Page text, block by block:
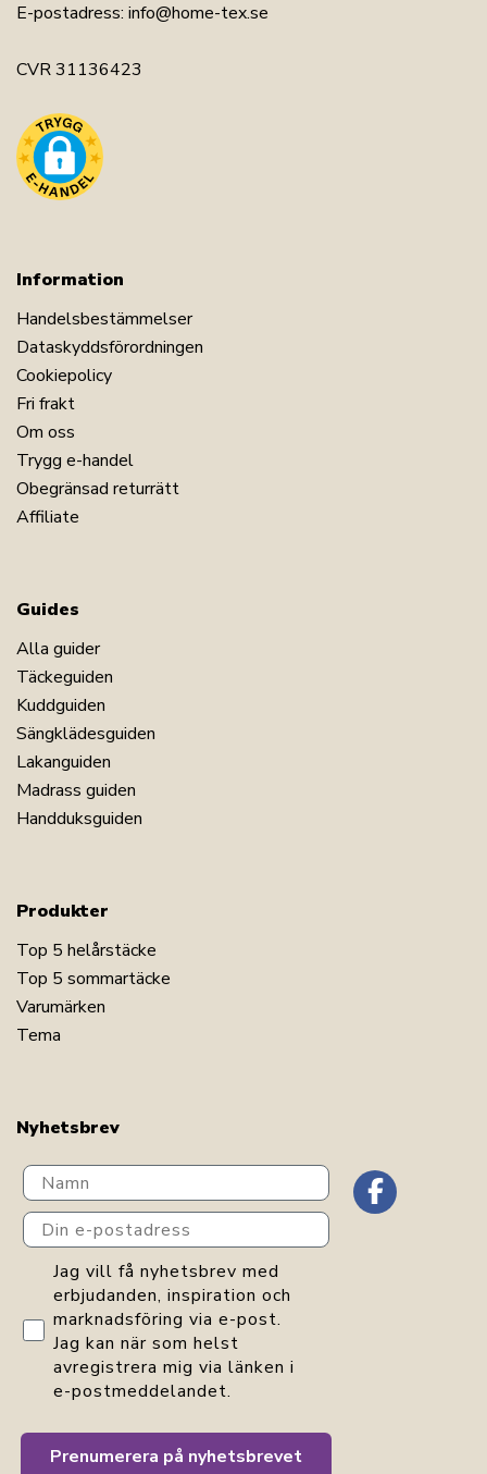
E-postadress: info@home-tex.se
CVR 31136423
Information
Handelsbestämmelser
Dataskyddsförordningen
Cookiepolicy
Fri frakt
Om oss
Trygg e-handel
Obegränsad returrätt
Affiliate
Guides
Alla guider
Täckeguiden
Kuddguiden
Sängklädesguiden
Lakanguiden
Madrass guiden
Handduksguiden
Produkter
Top 5 helårstäcke
Top 5 sommartäcke
Varumärken
Tema
Nyhetsbrev
Navn
Din e-postadress
GDPR consent
Jag vill få nyhetsbrev med
erbjudanden, inspiration och
marknadsföring via e-post.
Jag kan när som helst
avregistrera mig via länken i
e-postmeddelandet.
Prenumerera på nyhetsbrevet